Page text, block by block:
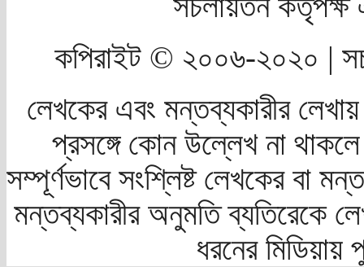
কপিরাইট © ২০০৬-২০২০ |
লেখকের এবং মন্তব্যকারীর
প্রসঙ্গে কোন উল্লেখ না
সম্পূর্ণভাবে সংশ্লিষ্ট লেখকের বা
মন্তব্যকারীর অনুমতি ব্যতিরেকে
ধরনের মিডিয়ায়